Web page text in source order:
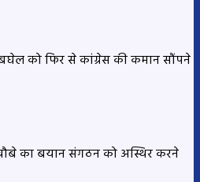
को फिर से कांग्रेस की कमान सौंपने
का बयान संगठन को अस्थिर करने